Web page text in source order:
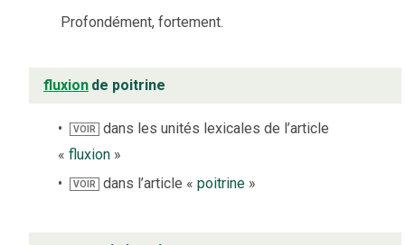
Profondément, fortement.
fluxion de poitrine
VOIR
dans les unités lexicales de l’article
« fluxion »
VOIR dans l’article «poitrine »